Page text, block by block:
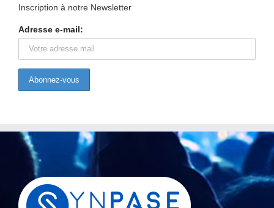
Inscription à notre Newsletter
Adresse e-mail: